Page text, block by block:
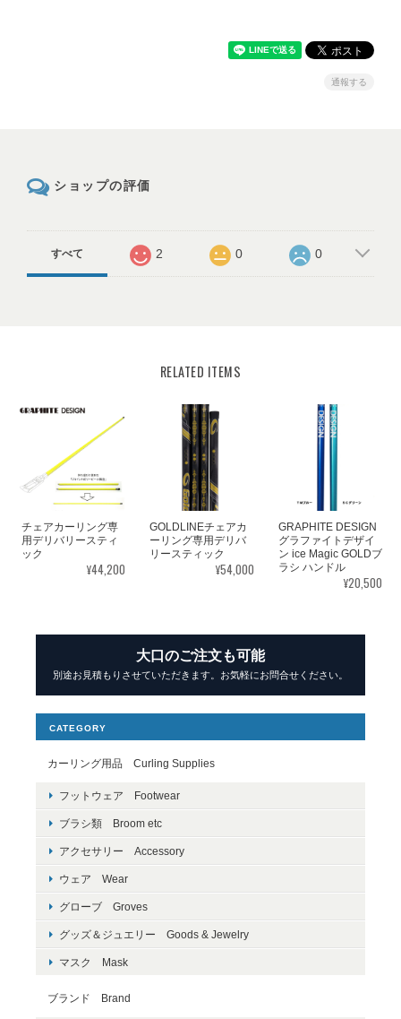
通報する
ショップの評価
すべて 2 0 0
RELATED ITEMS
チェアカーリング専
用デリバリースティ
ック
¥44,200
GOLDLINEチェアカ
ーリング専用デリバ
リースティック
¥54,000
GRAPHITE DESIGN
グラファイトデザイ
ン ice Magic GOLDブ
ラシ ハンドル
¥20,500
大口のご注文も可能
別途お見積もりさせていただきます。お気軽にお問合せください。
CATEGORY
カーリング用品 Curling Supplies
フットウェア Footwear
ブラシ類 Broom etc
アクセサリー Accessory
ウェア Wear
グローブ Groves
グッズ＆ジュエリー Goods & Jewelry
マスク Mask
ブランド Brand